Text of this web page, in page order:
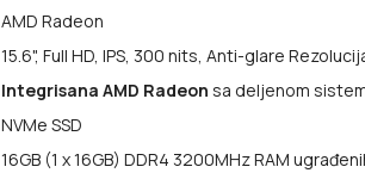
AMD Radeon
15.6", Full HD, IPS, 300 nits, Anti-glare
Integrisana AMD Radeon sa deljenom
NVMe SSD
16GB (1 x 16GB) DDR4 3200MHz RAM